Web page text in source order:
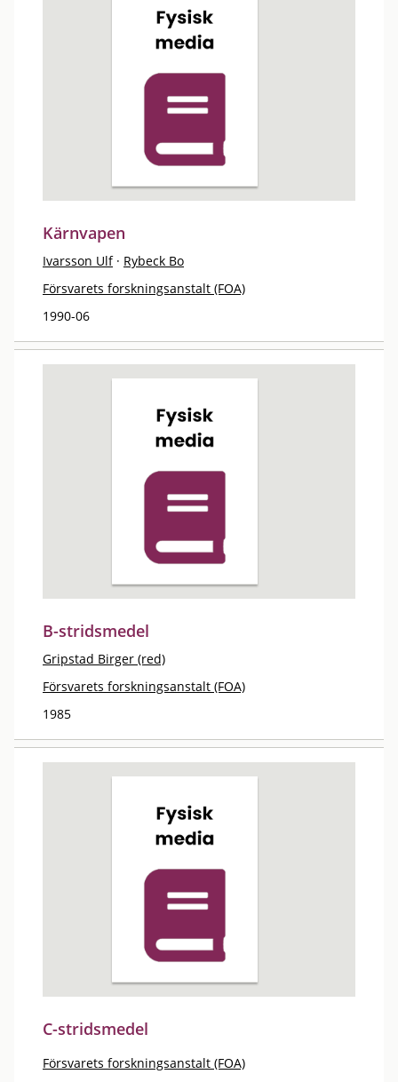
Kärnvapen
Ivarsson Ulf · Rybeck Bo
Försvarets forskningsanstalt (FOA)
1990-06
B-stridsmedel
Gripstad Birger (red)
Försvarets forskningsanstalt (FOA)
1985
C-stridsmedel
Försvarets forskningsanstalt (FOA)